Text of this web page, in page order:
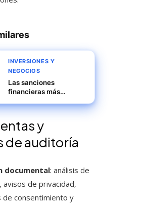
INVERSIONES Y
NEGOCIOS
Las sanciones
financieras más
compañías
y
de auditoría
documental: análisis de
avisos de privacidad,
de consentimiento y